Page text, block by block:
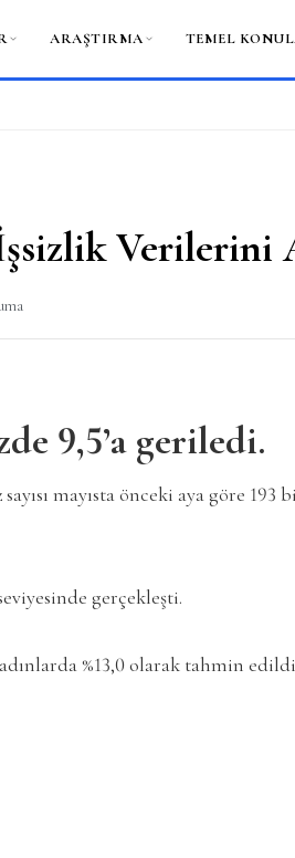
ARAŞTIRMA TEMEL
Verilerini
9,5’a geriledi.
mayısta önceki aya göre
gerçekleşti.
%13,0 olarak tahmin